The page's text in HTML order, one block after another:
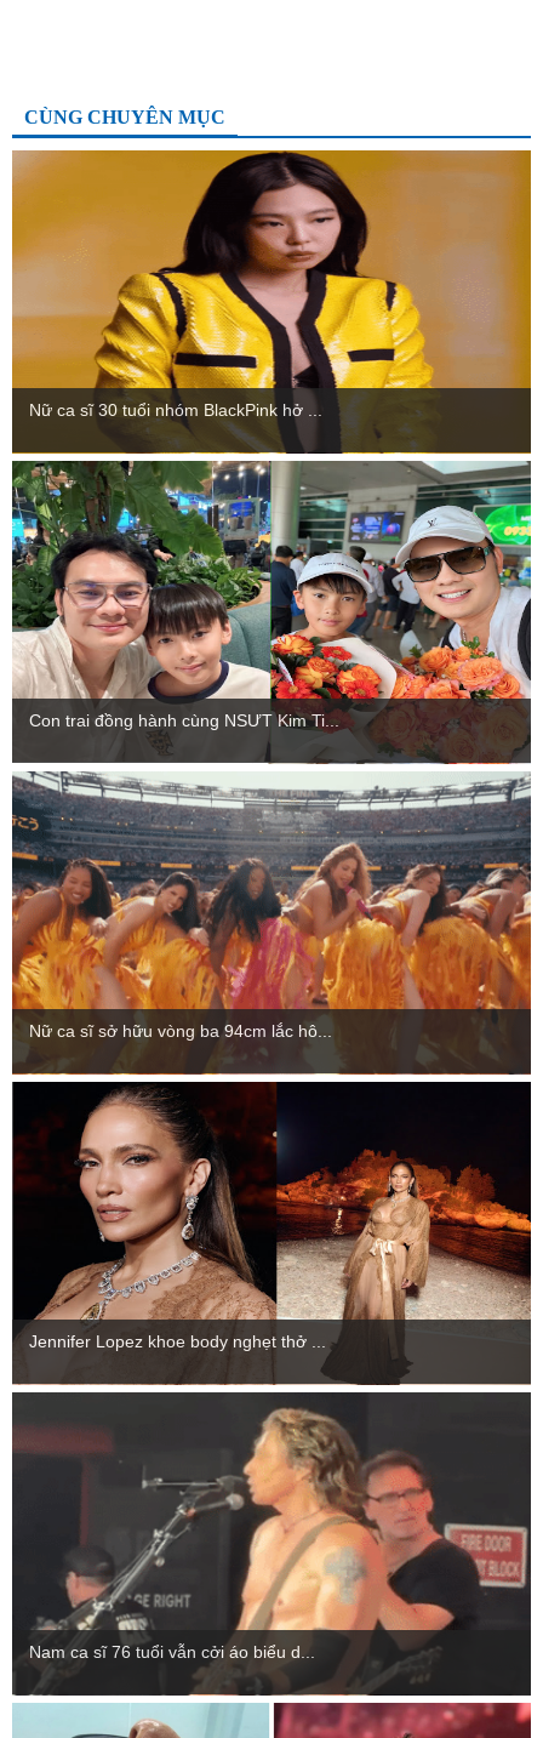
CÙNG CHUYÊN MỤC
Nữ ca sĩ 30 tuổi nhóm BlackPink hở ...
Con trai đồng hành cùng NSƯT Kim Ti...
Nữ ca sĩ sở hữu vòng ba 94cm lắc hô...
Jennifer Lopez khoe body nghẹt thở ...
Nam ca sĩ 76 tuổi vẫn cởi áo biểu d...